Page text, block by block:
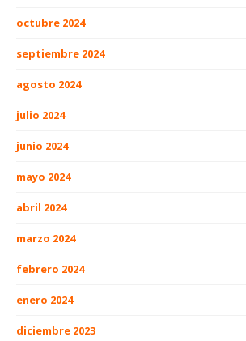
octubre 2024
septiembre 2024
agosto 2024
julio 2024
junio 2024
mayo 2024
abril 2024
marzo 2024
febrero 2024
enero 2024
diciembre 2023